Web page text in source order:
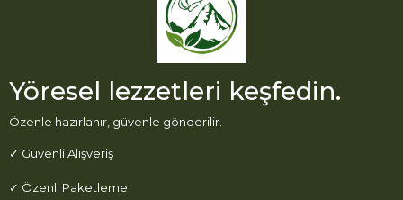
Yöresel lezzetleri keşfedin.
Özenle hazırlanır, güvenle gönderilir.
✓ Güvenli Alışveriş
✓ Özenli Paketleme